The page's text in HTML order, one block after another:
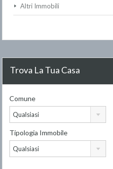
Altri Immobili
Trova La Tua Casa
Comune
Qualsiasi
Tipologia Immobile
Qualsiasi